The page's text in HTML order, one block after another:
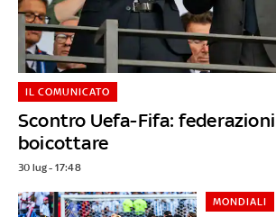
Scontro Uefa-Fifa:
boicottare
IL COMUNICATO
30 lug - 17:48
MONDIALI